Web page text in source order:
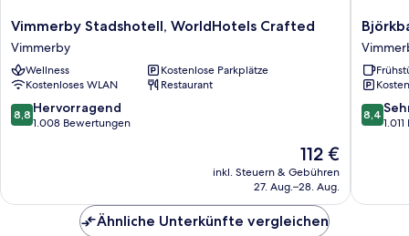
Vimmerby
Stadshotell,
WorldHotels
Crafted
Vimmerby
Vimmerby Stadshotell, WorldHotels Crafted
Vimmerby
Wellness
Kostenlose Parkplätze
Kostenloses WLAN
Restaurant
8.8
von
8,8 Hervorragend
1.008 Bewertungen
Der
Preis
beträgt
112 €
inkl. Steuern & Gebühren
27. Aug.–28. Aug.
8.4
von
8,4
Ähnliche Unterkünfte vergleichen